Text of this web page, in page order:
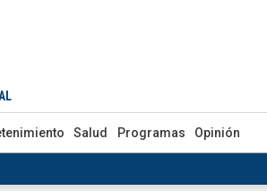
Salud Programas Opinión